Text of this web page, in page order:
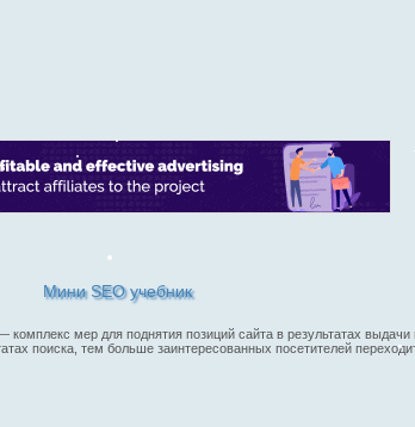
Мини SEO учебник
мер для поднятия позиций сайта в результатах
поиска, тем больше заинтересованных посетителей